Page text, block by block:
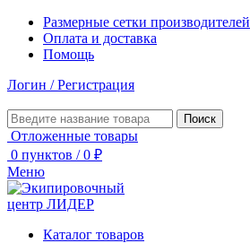
Размерные сетки производителей
Оплата и доставка
Помощь
Логин / Регистрация
Поиск
Отложенные товары
0 пунктов / 0 ₽
Меню
Каталог товаров